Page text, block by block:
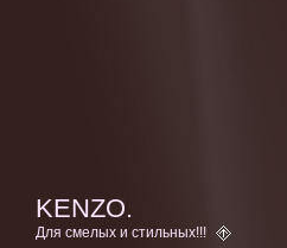
KENZO.
Для смелых и стильных!!!